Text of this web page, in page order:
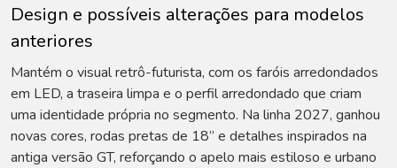
Design e possíveis alterações para modelos
anteriores
Mantém o visual retrô-futurista, com os faróis arredondados
em LED, a traseira limpa e o perfil arredondado que criam
uma identidade própria no segmento. Na linha 2027, ganhou
novas cores, rodas pretas de 18” e detalhes inspirados na
antiga versão GT, reforçando o apelo mais estiloso e urbano